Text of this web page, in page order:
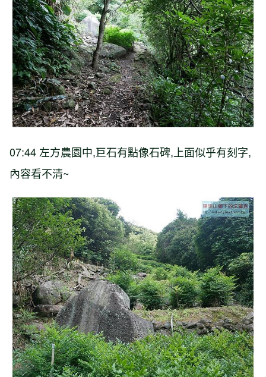
07:44 左方農園中,巨石有點像石碑,上面似乎有刻字,
內容看不清~